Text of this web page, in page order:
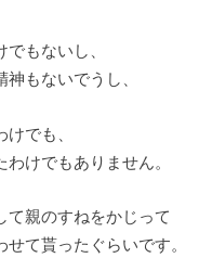
もないし、
もないでうし、
でも、
けでもありません。
て親のすねをかじって
て貰ったぐらいです。